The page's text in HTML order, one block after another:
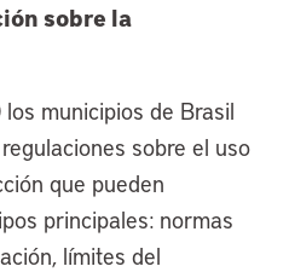
sobre la
municipios de Brasil
sobre el uso
que pueden
principales: normas
límites del